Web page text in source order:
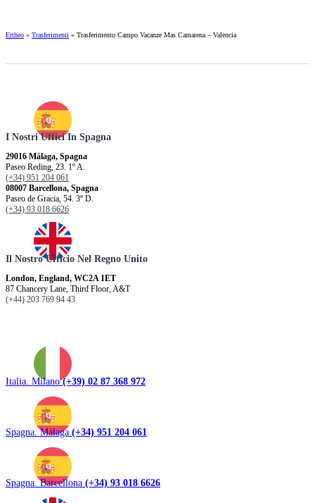
Ertheo » Trasferimenti » Trasferimento Campo Vacanze Mas Camarena – Valencia
I Nostri Uffici In Spagna
29016 Málaga, Spagna
Paseo Reding, 23. 1º A.
(+34) 951 204 061
08007 Barcellona, ​​Spagna
Paseo de Gracia, 54. 3º D.
(+34) 93 018 6626
Il Nostro Ufficio Nel Regno Unito
London, England, WC2A 1ET
87 Chancery Lane, Third Floor, A&T
(+44) 203 769 94 43
Italia. Milano(+39) 02 87 368 972
Spagna. Málaga (+34) 951 204 061
Spagna. Barcellona (+34) 93 018 6626